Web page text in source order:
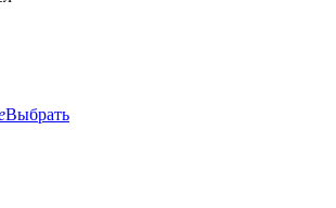
Выбрать